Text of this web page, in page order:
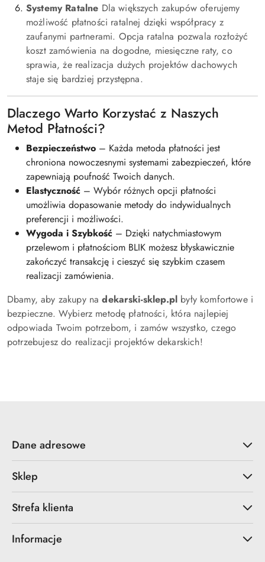
Systemy Ratalne Dla większych zakupów oferujemy
możliwość płatności ratalnej dzięki współpracy z
zaufanymi partnerami. Opcja ratalna pozwala rozłożyć
koszt zamówienia na dogodne, miesięczne raty, co
sprawia, że realizacja dużych projektów dachowych
staje się bardziej przystępna.
Dlaczego Warto Korzystać z Naszych
Metod Płatności?
Bezpieczeństwo – Każda metoda płatności jest
chroniona nowoczesnymi systemami zabezpieczeń, które
zapewniają poufność Twoich danych.
Elastyczność – Wybór różnych opcji płatności
umożliwia dopasowanie metody do indywidualnych
preferencji i możliwości.
Wygoda i Szybkość – Dzięki natychmiastowym
przelewom i płatnościom BLIK możesz błyskawicznie
zakończyć transakcję i cieszyć się szybkim czasem
realizacji zamówienia.
Dbamy, aby zakupy nadekarski-sklep.pl były komfortowe i
bezpieczne. Wybierz metodę płatności, która najlepiej
odpowiada Twoim potrzebom, i zamów wszystko, czego
potrzebujesz do realizacji projektów dekarskich!
Dane adresowe
Sklep
Strefa klienta
Informacje